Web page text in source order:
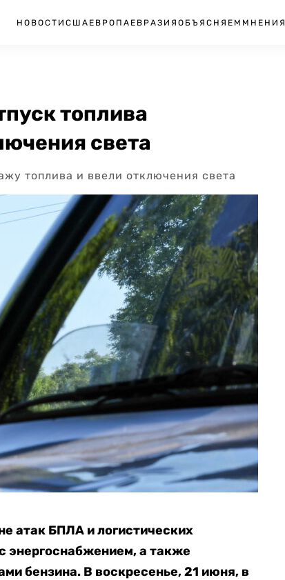
НОВОСТИ США ЕВРОПА ЕВРАЗИЯ ОБЪЯСНЯЕМ МНЕНИЯ
топлива
света
топлива и ввели отключения света
атак БПЛА и логистических
энергоснабжением, а также
бензина. В воскресенье, 21 июня, в